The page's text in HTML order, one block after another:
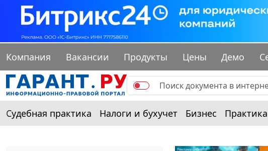
Компания Вакансии Продукты Цены Демо
Судебная практика Налоги и бухучет Бизнес Практика